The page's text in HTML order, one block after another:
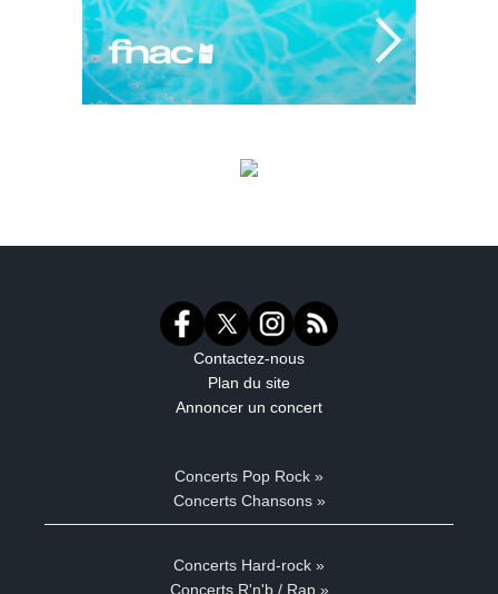
Contactez-nous
Plan du site
Annoncer un concert
Concerts Pop Rock »
Concerts Chansons »
Concerts Hard-rock »
Concerts R'n'b / Rap »